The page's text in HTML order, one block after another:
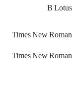
B Lotus
Times New Roman
Times New Roman